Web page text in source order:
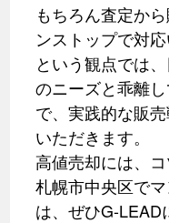
もちろん査定か
ンストップで対
という観点では
のニーズと乖離
で、実践的な販
いただきます。
高値売却には、コ
札幌市中央区で
は、ぜひG-LEAD